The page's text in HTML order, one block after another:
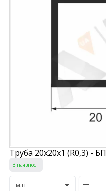
Труба 20х20х1 (R0,3) - БП
В наявності